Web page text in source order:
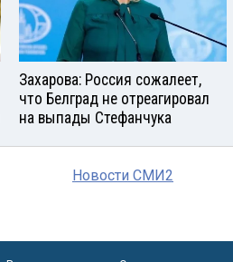
Захарова: Россия сожалеет,
что Белград не отреагировал
на выпады Стефанчука
Новости СМИ2